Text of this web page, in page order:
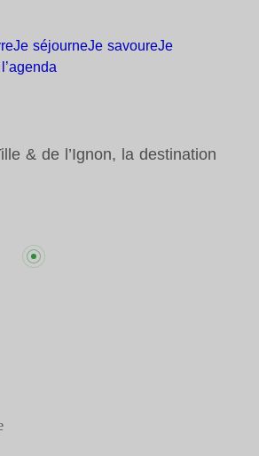
Je séjourneJe savoureJe
l’agenda
& de l’Ignon, la destination